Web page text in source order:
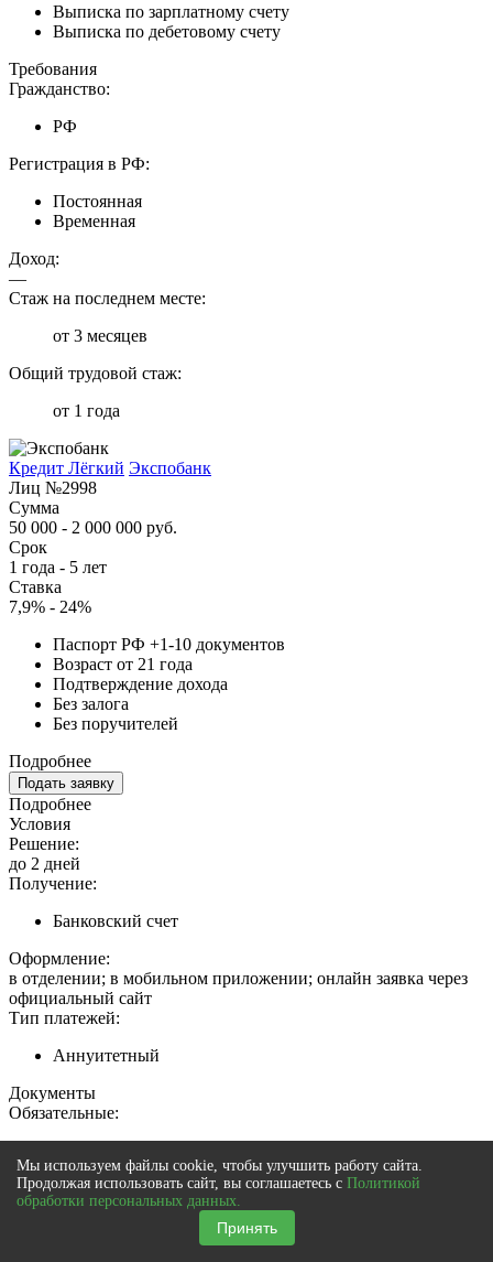
Выписка по зарплатному счету
Выписка по дебетовому счету
Требования
Гражданство:
РФ
Регистрация в РФ:
Постоянная
Временная
Доход:
—
Стаж на последнем месте:
от 3 месяцев
Общий трудовой стаж:
от 1 года
Кредит Лёгкий Экспобанк
Лиц №2998
Сумма
50 000 - 2 000 000 руб.
Срок
1 года - 5 лет
Ставка
7,9% - 24%
Паспорт РФ +1-10 документов
Возраст от 21 года
Подтверждение дохода
Без залога
Без поручителей
Подробнее
Подать заявку
Подробнее
Условия
Решение:
до 2 дней
Получение:
Банковский счет
Оформление:
в отделении; в мобильном приложении; онлайн заявка через
официальный сайт
Тип платежей:
Аннуитетный
Документы
Обязательные:
Копия трудовой книжки
СНИЛС
Копия трудового договора
Мы используем файлы cookie, чтобы улучшить работу сайта.
Продолжая использовать сайт, вы соглашаетесь с Политикой
обработки персональных данных.
Принять